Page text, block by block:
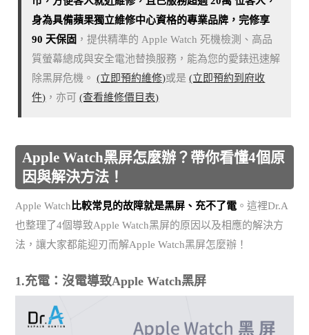
身為具備蘋果獨立維修中心資格的專業品牌，完修享
90 天保固 ，提供精準的 Apple Watch 死機檢測、高品
質螢幕總成與安全電池替換服務，能為您的愛錶迅速解
除黑屏危機。(立即預約維修)或是(立即預約到府收
件) ，亦可(查看維修價目表)
Apple Watch黑屏怎麼辦？帶你看懂4個原
因與解決方法！
Apple Watch比較常見的故障就是黑屏、充不了電 。這裡Dr.A
也整理了4個導致Apple Watch黑屏的原因以及相應的解決方
法，讓大家都能迎刃而解Apple Watch黑屏怎麼辦！
1.充電：沒電導致Apple Watch黑屏